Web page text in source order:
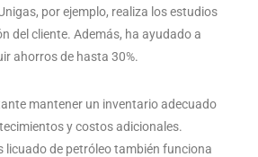
por ejemplo, realiza los estudios
del cliente. Además, ha ayudado a
ahorros de hasta 30%.
mantener un inventario adecuado
y costos adicionales.
licuado de petróleo también funciona